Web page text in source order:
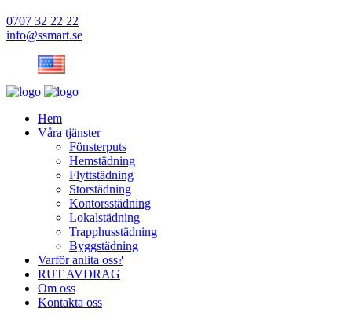
0707 32 22 22
info@ssmart.se
Hem
Våra tjänster
Fönsterputs
Hemstädning
Flyttstädning
Storstädning
Kontorsstädning
Lokalstädning
Trapphusstädning
Byggstädning
Varför anlita oss?
RUT AVDRAG
Om oss
Kontakta oss